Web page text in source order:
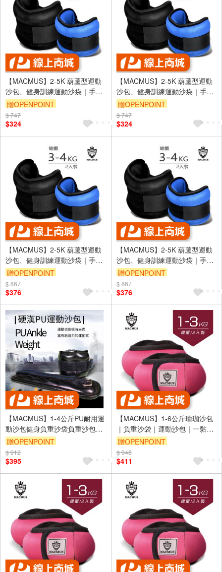
【MACMUS】2-5K 葫蘆型運動
沙包、健身訓練運動沙袋｜手
腕、腳踝皆適用(裸包出貨)
贈OPENPOINT
$ 747
$324
【MACMUS】2-5K 葫蘆型運動
沙包、健身訓練運動沙袋｜手
腕、腳踝皆適用(裸包出貨)
贈OPENPOINT
$ 747
$324
【MACMUS】2-5K 葫蘆型運動
沙包、健身訓練運動沙袋｜手
腕、腳踝皆適用(裸包出貨)
贈OPENPOINT
$ 867
$376
【MACMUS】2-5K 葫蘆型運動
沙包、健身訓練運動沙袋｜手
腕、腳踝皆適用(裸包出貨)
贈OPENPOINT
$ 867
$376
【MACMUS】1-4公斤PU耐用運
動沙包健身負重沙袋負重沙包可
綁手腕腳踝復健沙包｜運動沙袋
1 2 3 4公斤可選(裸包出貨)
贈OPENPOINT
$ 912
$395
【MACMUS】1-6公斤瑜珈沙包
｜負重沙袋｜運動沙包｜一黏一
拉穿脫方便｜適合健身訓練、瑜
伽、復健可綁手、腳、腿(裸包出
貨)
贈OPENPOINT
$ 948
$411